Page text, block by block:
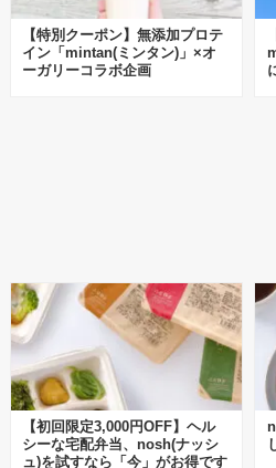
【特別クーポン】無添加プロテ
イン「mintan(ミンタン)」×オ
ーガリーコラボ企画
【初回限定3,000円OFF】ヘル
シーな宅配弁当、nosh(ナッシ
ュ)を試すなら「今」がお得です